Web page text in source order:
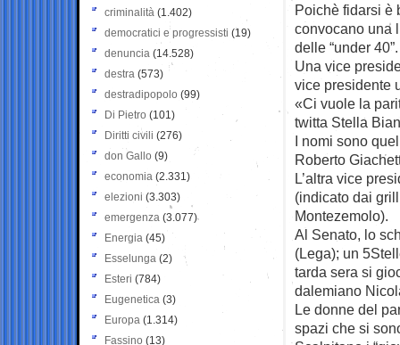
Poichè fidarsi è
convocano una
delle “under 40”.
Una vice
vice presidente
«Ci vuole la
twitta Stella
I nomi sono
Roberto
L’altra vice
(indicato dai
Montezemolo).
Al Senato, lo
(Lega); un
tarda sera si
dalemiano
Le donne del
spazi che si
criminalità (1.402)
democratici e progressisti (19)
denuncia (14.528)
destra (573)
destradipopolo (99)
Di Pietro (101)
Diritti civili (276)
don Gallo (9)
economia (2.331)
elezioni (3.303)
emergenza (3.077)
Energia (45)
Esselunga (2)
Esteri (784)
Eugenetica (3)
Europa (1.314)
Fassino (13)